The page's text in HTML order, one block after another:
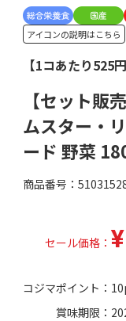
アイコンの説明はこちら
【1コあたり525円
【セット販
ムスター・
ード 野菜
商品番号：
セール価格：
コジマポイント：
賞味期限：